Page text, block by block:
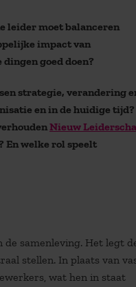
leider moet balanceren
impact van
goed doen?
strategie, verandering
en in de huidige tijd?
Nieuw
En welke rol speelt
samenleving. Het legt
stellen. In plaats van
wat hen in staat